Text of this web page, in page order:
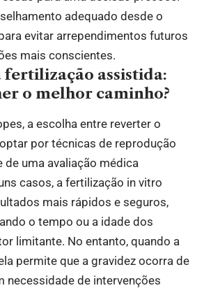
adequado desde o
evitar arrependimentos futuros
mais conscientes.
fertilização assistida:
o melhor caminho?
a escolha entre reverter o
por técnicas de reprodução
de uma avaliação médica
casos, a fertilização in vitro
mais rápidos e seguros,
o tempo ou a idade dos
limitante. No entanto, quando a
permite que a gravidez ocorra de
necessidade de intervenções